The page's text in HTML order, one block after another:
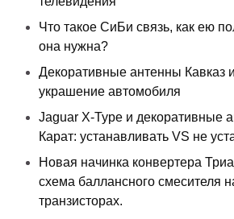
Что такое СиБи связь, как ею
она нужна?
Декоративные антенны Кавказ
украшение автомобиля
Jaguar X-Type и декоративные
Карат: устанавливать VS не
Новая начинка конвертера
схема баллансного смесителя
транзисторах.